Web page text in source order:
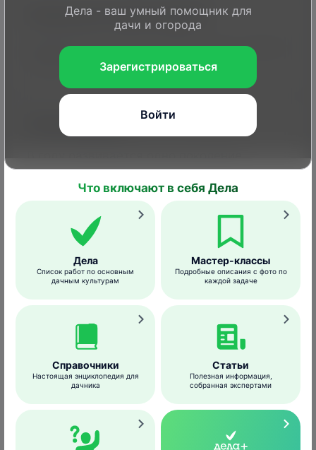
Каким растениям вредит
Кормовые растения личинок – ивы, осины и
Размножение
Самки после спаривания откладывают до
400 коричнево-бронзовых
полушаровидных яиц поодиночке на
верхнюю часть листьев, реже – на ветки
кормовых растений. Отродившиеся
гусеницы питаются там же.
Окукливание в конце лета – начале осени
происходит на стволах и ветках в очень
прочном коконе, в который вплетены
кусочки древесной коры. Куколка темная,
буро-красная, толстая, цилиндрическая.
Гусеница
Дела - ваш умный помощник для
дачи и огорода
Зарегистрироваться
Войти
Что включают в себя Дела
Дела
Список работ по основным
дачным культурам
Мастер-классы
Подробные описания с фото по
каждой задаче
Справочники
Настоящая энциклопедия для
дачника
Статьи
Полезная информация,
собранная экспертами